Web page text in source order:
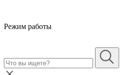
Режим работы